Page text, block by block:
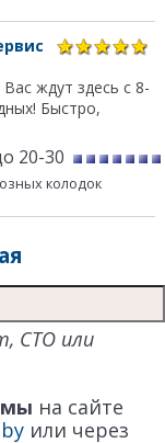
ждут здесь с 8-
Быстро,
20-30
колодок
СТО или
на сайте
или через